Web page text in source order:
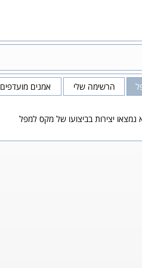
הרשימה שלי אמנים מועדפים
נמצאו יצירות בביצועו של מקס למפל